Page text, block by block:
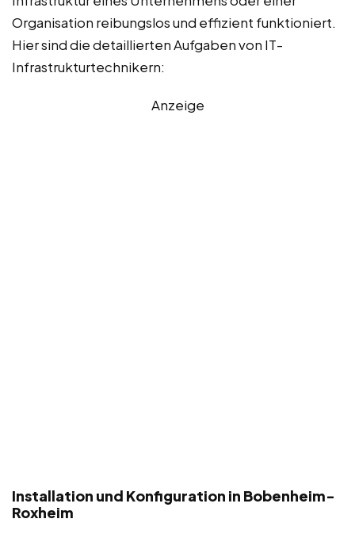
Organisation reibungslos und effizient funktioniert.
Hier sind die detaillierten Aufgaben von IT-
Infrastrukturtechnikern:
Anzeige
Installation und Konfiguration in Bobenheim-
Roxheim